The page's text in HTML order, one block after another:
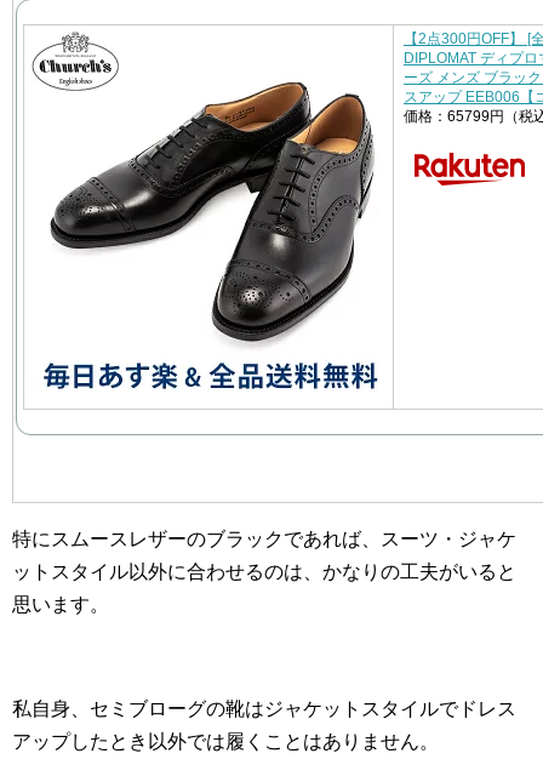
【2点300円OFF】 [
DIPLOMAT ディプ
ーズ メンズ ブラッ
スアップ EEB006【
価格：65799円（税
特にスムースレザーのブラックであれば、スーツ・ジャケ
ットスタイル以外に合わせるのは、かなりの工夫がいると
思います。
私自身、セミブローグの靴はジャケットスタイルでドレス
アップしたとき以外では履くことはありません。